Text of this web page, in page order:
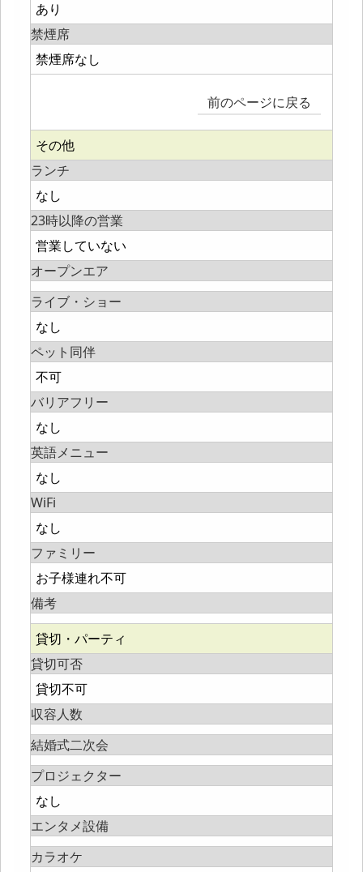
あり
禁煙席
禁煙席なし
前のページに戻る
その他
ランチ
なし
23時以降の営業
営業していない
オープンエア
ライブ・ショー
なし
ペット同伴
不可
バリアフリー
なし
英語メニュー
なし
WiFi
なし
ファミリー
お子様連れ不可
備考
貸切・パーティ
貸切可否
貸切不可
収容人数
結婚式二次会
プロジェクター
なし
エンタメ設備
カラオケ